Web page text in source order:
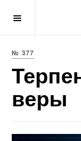
№ 377
веры